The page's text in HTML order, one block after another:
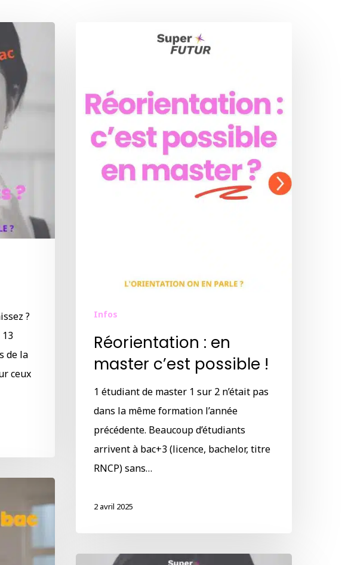
?
de la
ceux
Infos
Réorientation : en
master c’est possible !
1 étudiant de master 1 sur 2 n’était pas
dans la même formation l’année
précédente. Beaucoup d’étudiants
arrivent à bac+3 (licence, bachelor, titre
RNCP) sans…
2 avril 2025